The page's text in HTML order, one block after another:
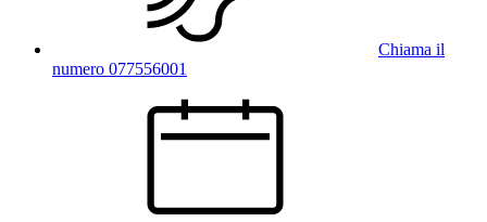
Chiama il
numero 077556001